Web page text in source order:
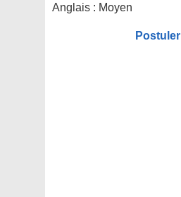
Anglais : Moyen
Postuler